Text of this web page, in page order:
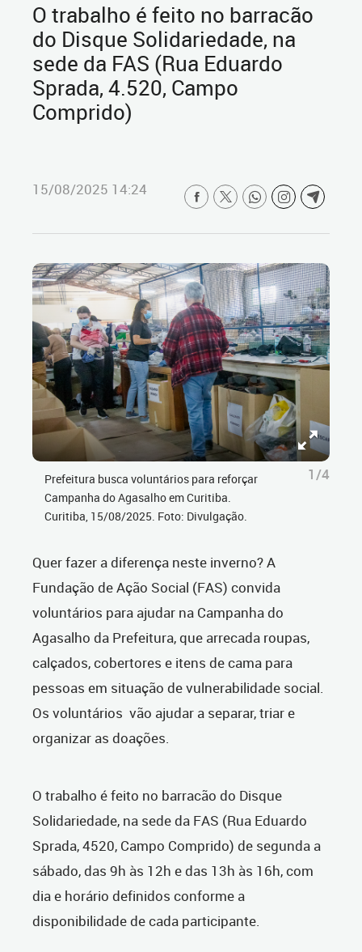
O trabalho é feito no barracão
do Disque Solidariedade, na
sede da FAS (Rua Eduardo
Sprada, 4.520, Campo
Comprido)
15/08/2025 14:24
Prefeitura busca voluntários para reforçar
Campanha do Agasalho em Curitiba.
Curitiba, 15/08/2025. Foto: Divulgação.
1/4
Quer fazer a diferença neste inverno? A
Fundação de Ação Social (FAS) convida
voluntários para ajudar na Campanha do
Agasalho da Prefeitura, que arrecada roupas,
calçados, cobertores e itens de cama para
pessoas em situação de vulnerabilidade social.
Os voluntários vão ajudar a separar, triar e
organizar as doações.
O trabalho é feito no barracão do Disque
Solidariedade, na sede da FAS (Rua Eduardo
Sprada, 4520, Campo Comprido) de segunda a
sábado, das 9h às 12h e das 13h às 16h, com
dia e horário definidos conforme a
disponibilidade de cada participante.